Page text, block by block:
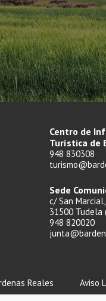
Centro de
Turística de
948 830308
Sede
c/ San
31500 Tudela
948 820020
Reales Aviso